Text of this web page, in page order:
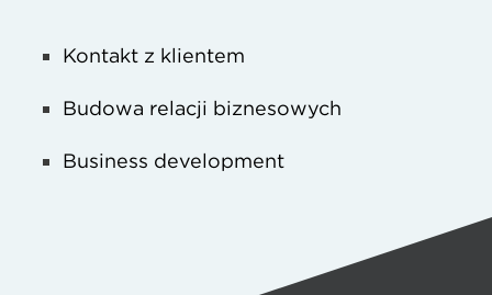
Kontakt z klientem
Budowa relacji biznesowych
Business development